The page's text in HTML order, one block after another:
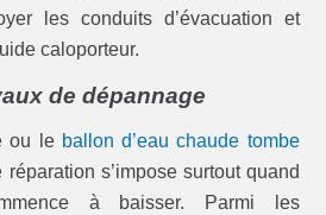
les conduits d’évacuation et
caloporteur.
de dépannage
ou le ballon d’eau chaude tombe
réparation s’impose surtout quand
à baisser. Parmi les